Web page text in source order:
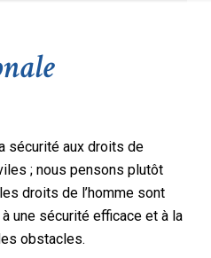
sécurité aux droits de
; nous pensons plutôt
droits de l’homme sont
une sécurité efficace et à la
obstacles.